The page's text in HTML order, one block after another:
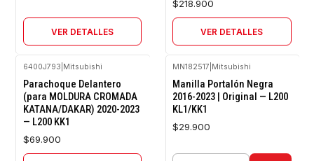
VER DETALLES
$218.900
VER DETALLES
6400J793 Mitsubishi
Parachoque Delantero
(para MOLDURA CROMADA
KATANA/DAKAR) 2020-2023
— L200 KK1
$69.900
MN182517 Mitsubishi
Manilla Portalón Negra
2016-2023 | Original — L200
KL1/KK1
$29.900